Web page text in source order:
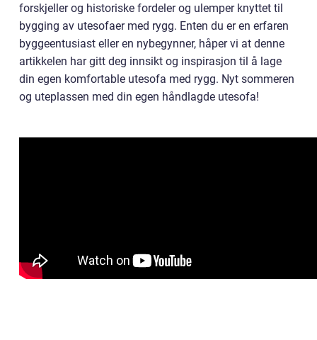
forskjeller og historiske fordeler og ulemper knyttet til
bygging av utesofaer med rygg. Enten du er en erfaren
byggeentusiast eller en nybegynner, håper vi at denne
artikkelen har gitt deg innsikt og inspirasjon til å lage
din egen komfortable utesofa med rygg. Nyt sommeren
og uteplassen med din egen håndlagde utesofa!